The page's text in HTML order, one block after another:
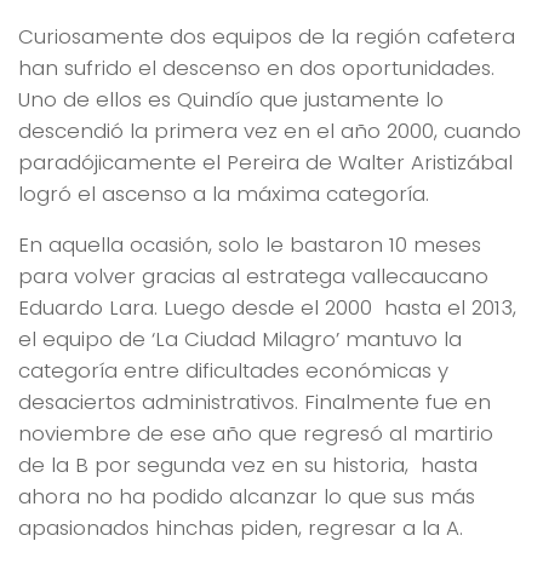
Curiosamente dos equipos de la región cafetera
han sufrido el descenso en dos oportunidades.
Uno de ellos es Quindío que justamente lo
descendió la primera vez en el año 2000, cuando
paradójicamente el Pereira de Walter Aristizábal
logró el ascenso a la máxima categoría.
En aquella ocasión, solo le bastaron 10 meses
para volver gracias al estratega vallecaucano
Eduardo Lara. Luego desde el 2000 hasta el 2013,
el equipo de ‘La Ciudad Milagro’ mantuvo la
categoría entre dificultades económicas y
desaciertos administrativos. Finalmente fue en
noviembre de ese año que regresó al martirio
de la B por segunda vez en su historia, hasta
ahora no ha podido alcanzar lo que sus más
apasionados hinchas piden, regresar a la A.